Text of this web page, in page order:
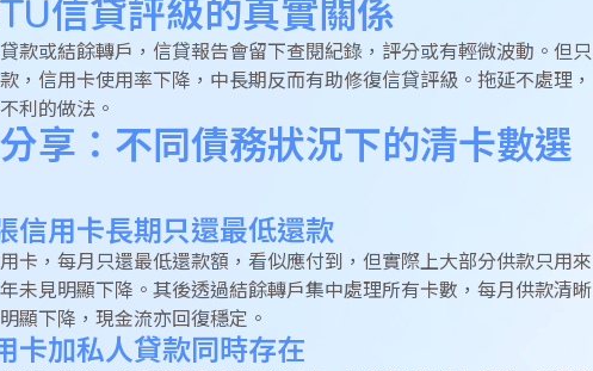
信貸評級的真實關係
款或結餘轉戶，信貸報告會留下查閱紀錄，評分或有輕微波動。但只
，信用卡使用率下降，中長期反而有助修復信貸評級。拖延不處理，
利的做法。
享：不同債務狀況下的清卡數選
信用卡長期只還最低還款
卡，每月只還最低還款額，看似應付到，但實際上大部分供款只用來
未見明顯下降。其後透過結餘轉戶集中處理所有卡數，每月供款清晰
顯下降，現金流亦回復穩定。
卡加私人貸款同時存在